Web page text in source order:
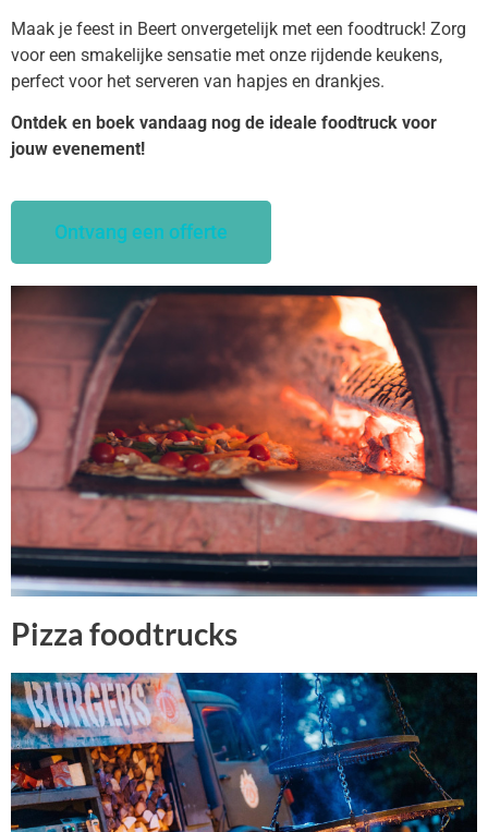
Maak je feest in Beert onvergetelijk met een foodtruck! Zorg
voor een smakelijke sensatie met onze rijdende keukens,
perfect voor het serveren van hapjes en drankjes.
Ontdek en boek vandaag nog de ideale foodtruck voor
jouw evenement!
Ontvang een offerte
Pizza foodtrucks